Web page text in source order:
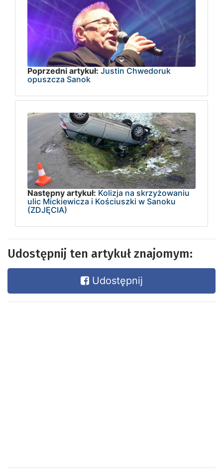
Poprzedni artykuł: Justin Chwedoruk
opuszcza Sanok
Następny artykuł: Kolizja na skrzyżowaniu
ulic Mickiewicza i Kościuszki w Sanoku
(ZDJĘCIA)
Udostępnij ten artykuł znajomym:
Udostępnij